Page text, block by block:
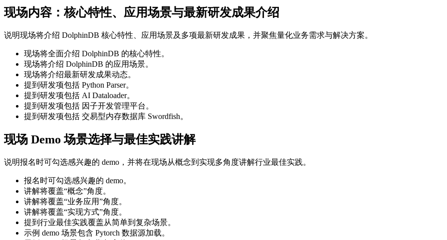
现场内容：核心特性、应用场景与最新研发成果介绍
说明现场将介绍 DolphinDB 核心特性、应用场景及多项最新研发成果，并聚焦量化业务需求与解决方案。
现场将全面介绍 DolphinDB 的核心特性。
现场将介绍 DolphinDB 的应用场景。
现场将介绍最新研发成果动态。
提到研发项包括 Python Parser。
提到研发项包括 AI Dataloader。
提到研发项包括 因子开发管理平台。
提到研发项包括 交易型内存数据库 Swordfish。
现场 Demo 场景选择与最佳实践讲解
说明报名时可勾选感兴趣的 demo，并将在现场从概念到实现多角度讲解行业最佳实践。
报名时可勾选感兴趣的 demo。
讲解将覆盖“概念”角度。
讲解将覆盖“业务应用”角度。
讲解将覆盖“实现方式”角度。
提到行业最佳实践覆盖从简单到复杂场景。
示例 demo 场景包含 Pytorch 数据源加载。